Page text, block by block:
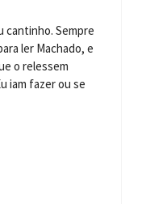
cantinho. Sempre
ler Machado, e
o relessem
iam fazer ou se